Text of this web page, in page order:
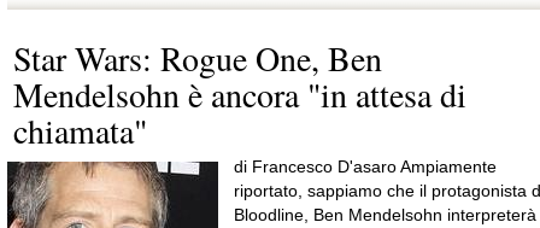
Star Wars: Rogue One, Ben
Mendelsohn è ancora "in attesa di
chiamata"
di Francesco D'asaro Ampiamente
riportato, sappiamo che il protagonista
Bloodline, Ben Mendelsohn interpreterà